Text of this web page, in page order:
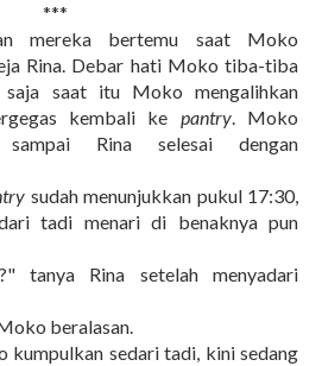
***
mereka bertemu saat Moko
Rina. Debar hati Moko tiba-tiba
saja saat itu Moko mengalihkan
kembali ke pantry. Moko
sampai Rina selesai dengan
sudah menunjukkan pukul 17:30,
tadi menari di benaknya pun
tanya Rina setelah menyadari
beralasan.
kumpulkan sedari tadi, kini sedang